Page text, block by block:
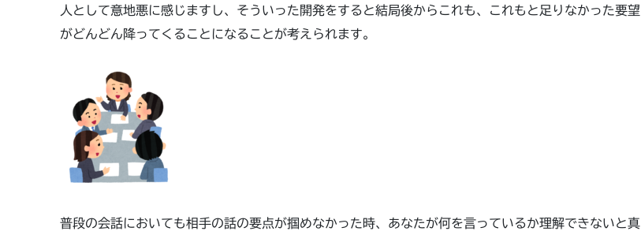
人として意地悪に感じますし、そういった開発をすると結局後からこれも、これもと足りなかった要望
がどんどん降ってくることになることが考えられます。
普段の会話においても相手の話の要点が掴めなかった時、あなたが何を言っているか理解できないと真